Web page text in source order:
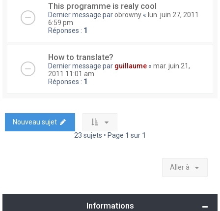
This programme is realy cool
Dernier message parobrowny « lun. juin 27, 2011
6:59 pm
Réponses : 1
How to translate?
Dernier message par guillaume « mar. juin 21,
2011 11:01 am
Réponses : 1
Nouveau sujet
23 sujets • Page 1 sur 1
Aller à
Informations